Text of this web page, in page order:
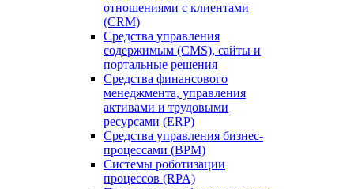
отношениями с клиентами
(CRM)
Средства управления
содержимым (CMS), сайты и
портальные решения
Средства финансового
менеджмента, управления
активами и трудовыми
ресурсами (ERP)
Средства управления бизнес-
процессами (BPM)
Системы роботизации
процессов (RPA)